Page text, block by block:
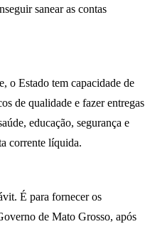
sanear as contas
o Estado tem capacidade de
de qualidade e fazer entregas
educação, segurança e
corrente líquida.
É para fornecer os
de Mato Grosso, após